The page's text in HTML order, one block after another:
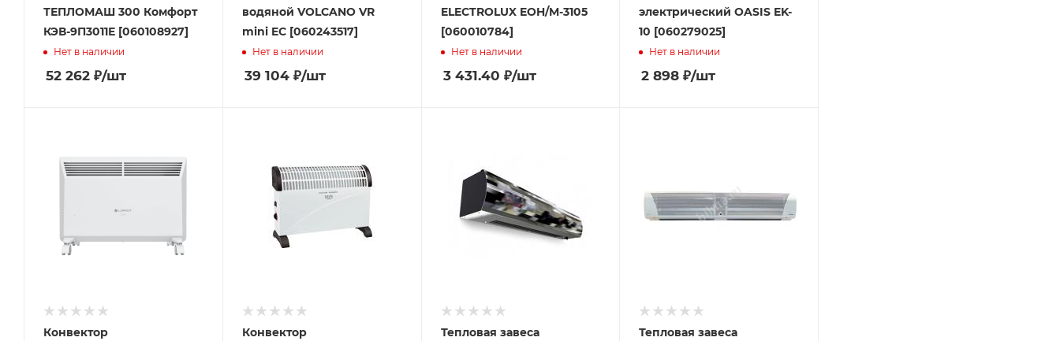
ТЕПЛОМАШ 300 Комфорт
КЭВ-9П3011Е [060108927]
Нет в наличии
52 262 ₽/шт
водяной VOLCANO VR
mini EC [060243517]
Нет в наличии
39 104₽/шт
ELECTROLUX EOH/M-3105
[060010784]
Нет в наличии
3 431.40 ₽/шт
электрический OASIS EK-
10 [060279025]
Нет в наличии
2 898 ₽/шт
Конвектор
Конвектор
Тепловая завеса
Тепловая завеса